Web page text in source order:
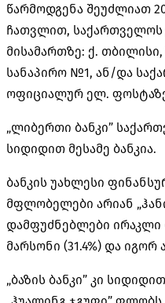
წარმოდგენა შეუძლიათ
ჩათვლით, საქართველოს
მისამართზე: ქ.
სანაპირო №1, ან/და
ოფიციალურ ელ. ფოსტაზე:
„ლიბერთი ბანკი”
სიდიდით მესამე ბანკია.
ბანკის უახლესი
მფლობელები არიან
დამფუძნებლები ირაკლი
მარსონი (31.4%) და იგორ
„ბაზის ბანკი” კი